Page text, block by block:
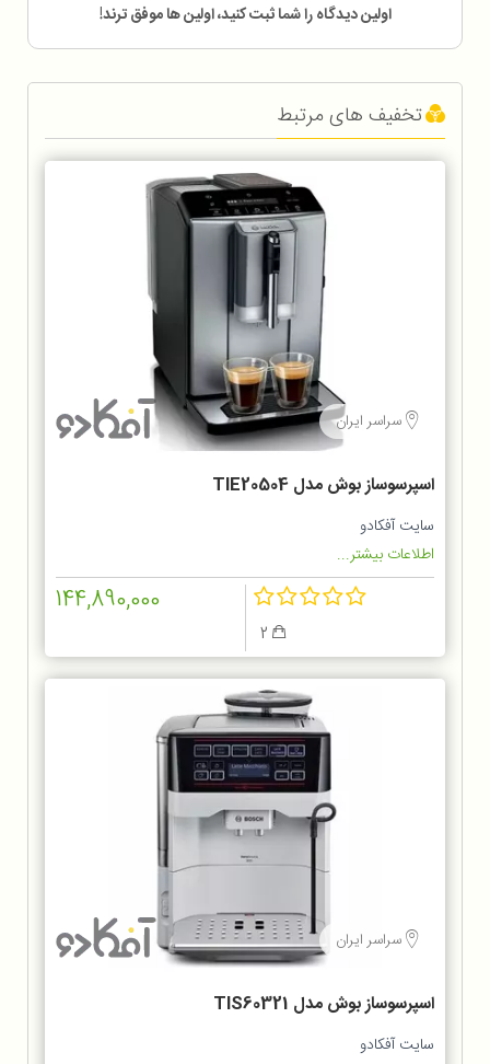
اولین دیدگاه را شما ثبت کنید، اولین ها موفق ترند!
تخفیف های مرتبط
سراسر ایران
اسپرسوساز بوش مدل TIE20504
سایت آفکادو
اطلاعات بیشتر...
144,890,000
سراسر ایران
اسپرسوساز بوش مدل TIS60321
سایت آفکادو